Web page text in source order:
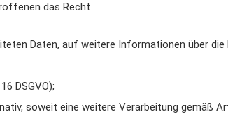
das Recht
Daten, auf weitere Informationen über die
DSGVO);
soweit eine weitere Verarbeitung gemäß